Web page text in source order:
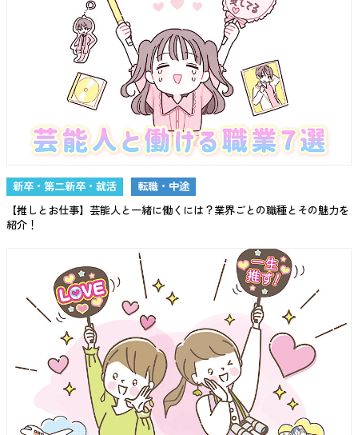
新卒・第二新卒・就活
転職・中途
【推しとお仕事】芸能人と一緒に働くには？業界ごとの職種とその魅力を
紹介！